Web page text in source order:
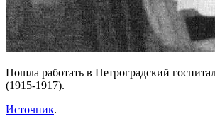
Пошла работать в Петроградский
(1915-1917).
Источник.